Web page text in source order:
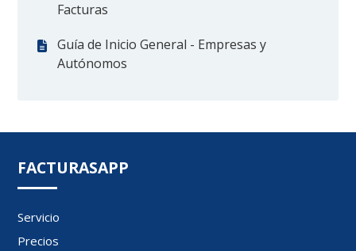
Facturas
Guía de Inicio General - Empresas y
Autónomos
FACTURASAPP
Servicio
Precios